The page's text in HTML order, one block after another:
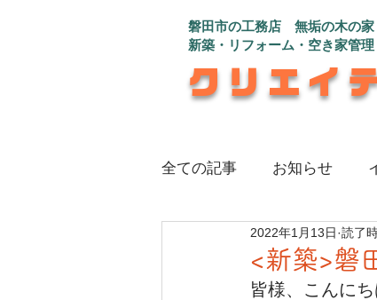
磐田市の工務店 無垢の木の家
新築・リフォーム・空き家管
クリエイ
全ての記事 お知らせ
注文住宅_インナーガレー
<新築>磐
2022年1月13日 読了
皆様、こんにち